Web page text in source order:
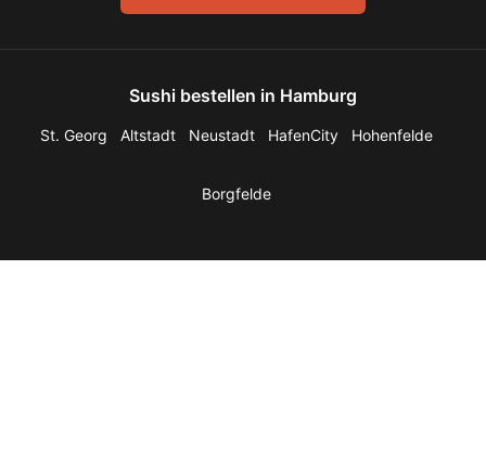
Sushi bestellen in Hamburg
St. Georg Altstadt Neustadt HafenCity Hohenfelde
Borgfelde